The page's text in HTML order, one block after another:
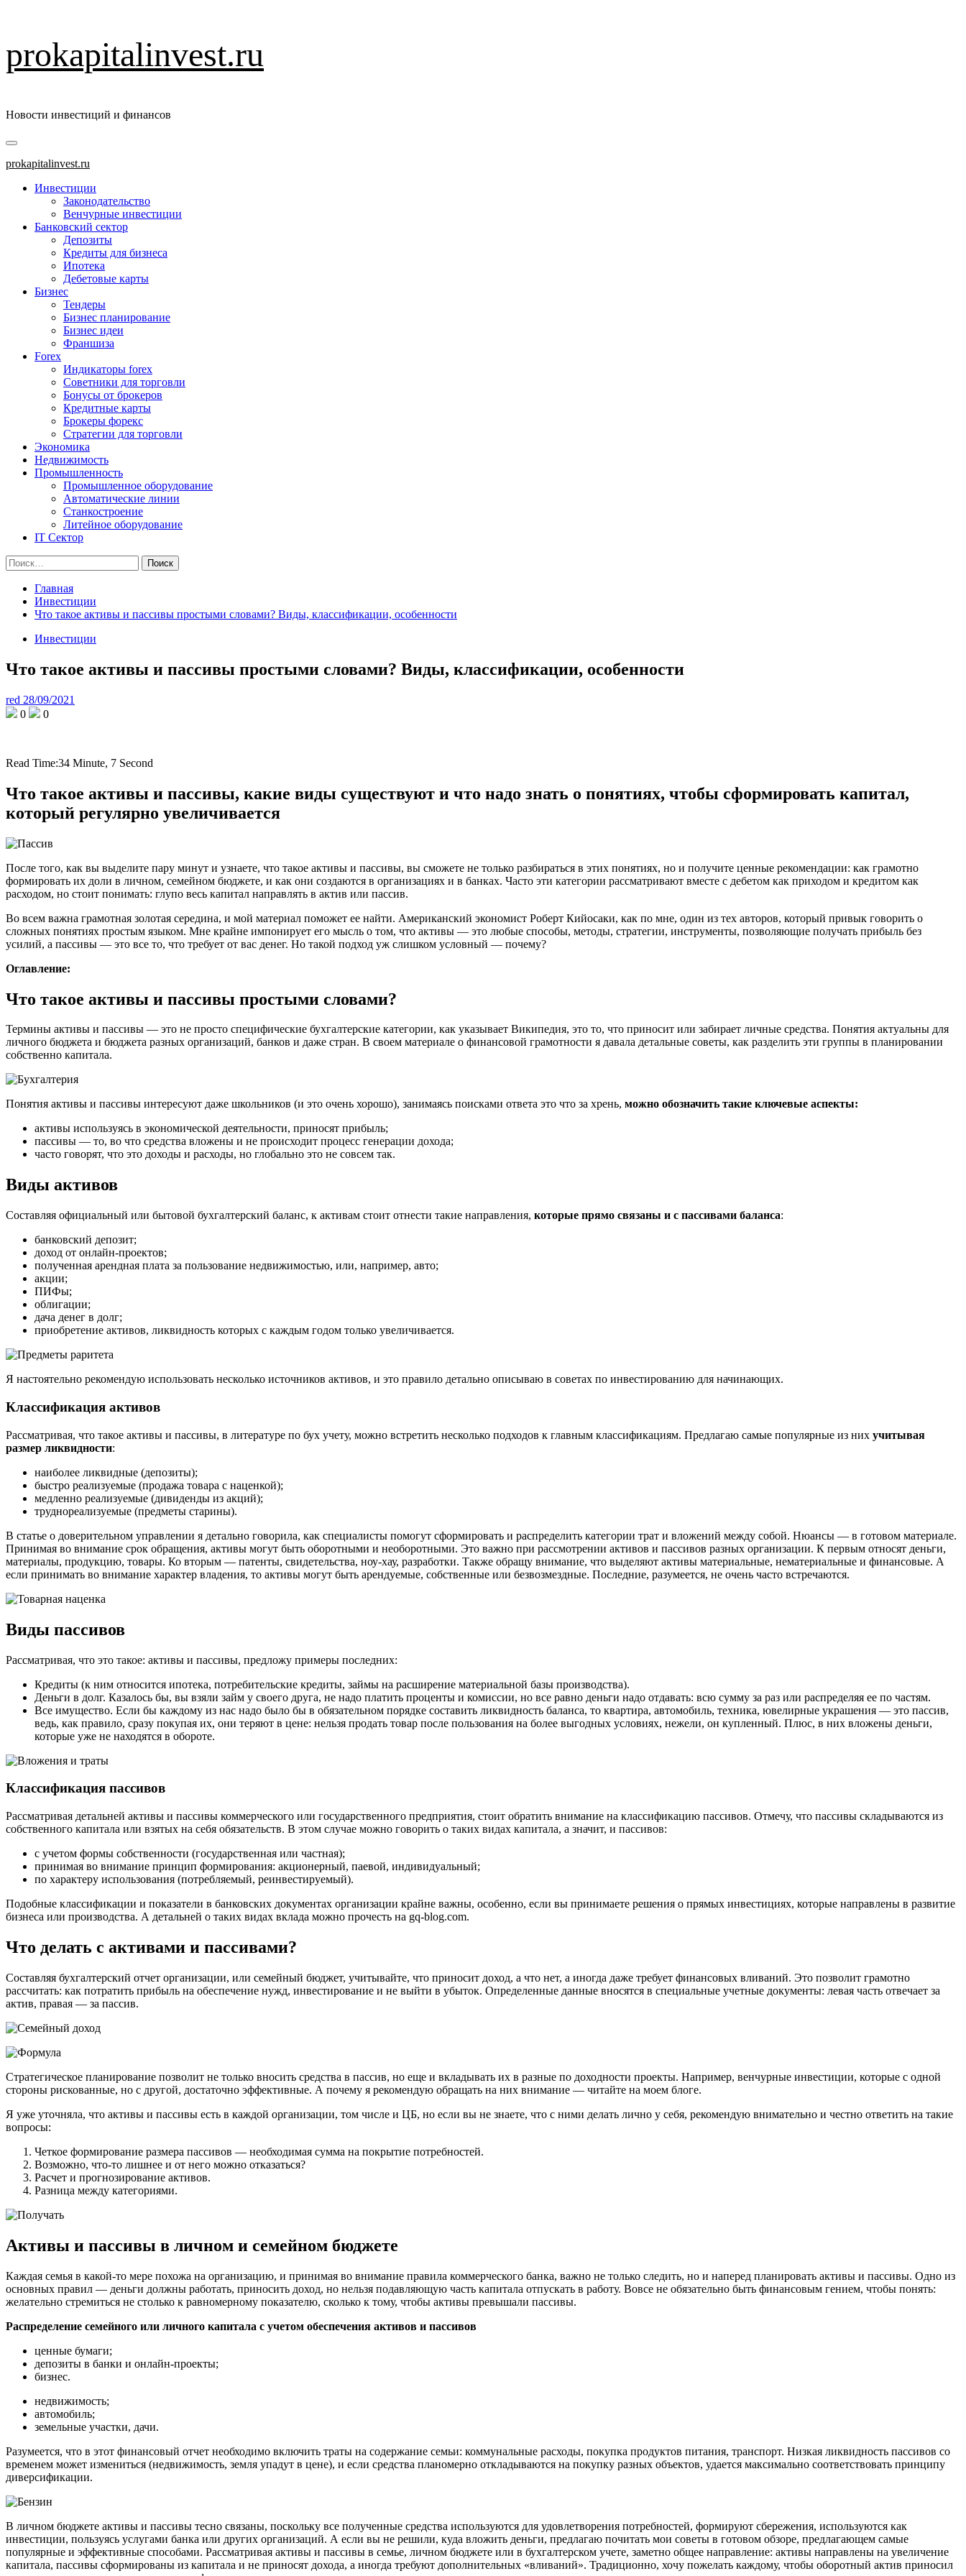
к
содержимому
prokapitalinvest.ru
Новости инвестиций и финансов
Основное
меню
prokapitalinvest.ru
Инвестиции
Законодательство
Венчурные инвестиции
Банковский сектор
Депозиты
Кредиты для бизнеса
Ипотека
Дебетовые карты
Бизнес
Тендеры
Бизнес планирование
Бизнес идеи
Франшиза
Forex
Индикаторы forex
Советники для торговли
Бонусы от брокеров
Кредитные карты
Брокеры форекс
Стратегии для торговли
Экономика
Недвижимость
Промышленность
Промышленное оборудование
Автоматические линии
Станкостроение
Литейное оборудование
IT Сектор
Найти:
Главная
Инвестиции
Что такое активы и пассивы простыми словами? Виды, классификации, особенности
Инвестиции
Что такое активы и пассивы простыми словами? Виды, классификации, особенности
red 28/09/2021
0
0
Read Time:34 Minute, 7 Second
Что такое активы и пассивы, какие виды существуют и что надо знать о понятиях, чтобы сформировать капитал,
который регулярно увеличивается
После того, как вы выделите пару минут и узнаете, что такое активы и пассивы, вы сможете не только разбираться в этих понятиях, но и получите ценные рекомендации: как грамотно
формировать их доли в личном, семейном бюджете, и как они создаются в организациях и в банках. Часто эти категории рассматривают вместе с дебетом как приходом и кредитом как
расходом, но стоит понимать: глупо весь капитал направлять в актив или пассив.
Во всем важна грамотная золотая середина, и мой материал поможет ее найти. Американский экономист Роберт Кийосаки, как по мне, один из тех авторов, который привык говорить о
сложных понятиях простым языком. Мне крайне импонирует его мысль о том, что активы — это любые способы, методы, стратегии, инструменты, позволяющие получать прибыль без
усилий, а пассивы — это все то, что требует от вас денег. Но такой подход уж слишком условный — почему?
Оглавление:
Что такое активы и пассивы простыми словами?
Термины активы и пассивы — это не просто специфические бухгалтерские категории, как указывает Википедия, это то, что приносит или забирает личные средства. Понятия актуальны для
личного бюджета и бюджета разных организаций, банков и даже стран. В своем материале о финансовой грамотности я давала детальные советы, как разделить эти группы в планировании
собственно капитала.
Понятия активы и пассивы интересуют даже школьников (и это очень хорошо), занимаясь поисками ответа это что за хрень, можно обозначить такие ключевые аспекты:
активы используясь в экономической деятельности, приносят прибыль;
пассивы — то, во что средства вложены и не происходит процесс генерации дохода;
часто говорят, что это доходы и расходы, но глобально это не совсем так.
Виды активов
Составляя официальный или бытовой бухгалтерский баланс, к активам стоит отнести такие направления, которые прямо связаны и с пассивами баланса:
банковский депозит;
доход от онлайн-проектов;
полученная арендная плата за пользование недвижимостью, или, например, авто;
акции;
ПИФы;
облигации;
дача денег в долг;
приобретение активов, ликвидность которых с каждым годом только увеличивается.
Я настоятельно рекомендую использовать несколько источников активов, и это правило детально описываю в советах по инвестированию для начинающих.
Классификация активов
Рассматривая, что такое активы и пассивы, в литературе по бух учету, можно встретить несколько подходов к главным классификациям. Предлагаю самые популярные из них учитывая
размер ликвидности:
наиболее ликвидные (депозиты);
быстро реализуемые (продажа товара с наценкой);
медленно реализуемые (дивиденды из акций);
труднореализуемые (предметы старины).
В статье о доверительном управлении я детально говорила, как специалисты помогут сформировать и распределить категории трат и вложений между собой. Нюансы — в готовом материале.
Принимая во внимание срок обращения, активы могут быть оборотными и необоротными. Это важно при рассмотрении активов и пассивов разных организации. К первым относят деньги,
материалы, продукцию, товары. Ко вторым — патенты, свидетельства, ноу-хау, разработки. Также обращу внимание, что выделяют активы материальные, нематериальные и финансовые. А
если принимать во внимание характер владения, то активы могут быть арендуемые, собственные или безвозмездные. Последние, разумеется, не очень часто встречаются.
Виды пассивов
Рассматривая, что это такое: активы и пассивы, предложу примеры последних:
Кредиты (к ним относится ипотека, потребительские кредиты, займы на расширение материальной базы производства).
Деньги в долг. Казалось бы, вы взяли займ у своего друга, не надо платить проценты и комиссии, но все равно деньги надо отдавать: всю сумму за раз или распределяя ее по частям.
Все имущество. Если бы каждому из нас надо было бы в обязательном порядке составить ликвидность баланса, то квартира, автомобиль, техника, ювелирные украшения — это пассив,
ведь, как правило, сразу покупая их, они теряют в цене: нельзя продать товар после пользования на более выгодных условиях, нежели, он купленный. Плюс, в них вложены деньги,
которые уже не находятся в обороте.
Классификация пассивов
Рассматривая детальней активы и пассивы коммерческого или государственного предприятия, стоит обратить внимание на классификацию пассивов. Отмечу, что пассивы складываются из
собственного капитала или взятых на себя обязательств. В этом случае можно говорить о таких видах капитала, а значит, и пассивов:
с учетом формы собственности (государственная или частная);
принимая во внимание принцип формирования: акционерный, паевой, индивидуальный;
по характеру использования (потребляемый, реинвестируемый).
Подобные классификации и показатели в банковских документах организации крайне важны, особенно, если вы принимаете решения о прямых инвестициях, которые направлены в развитие
бизнеса или производства. А детальней о таких видах вклада можно прочесть на gq-blog.com.
Что делать с активами и пассивами?
Составляя бухгалтерский отчет организации, или семейный бюджет, учитывайте, что приносит доход, а что нет, а иногда даже требует финансовых вливаний. Это позволит грамотно
рассчитать: как потратить прибыль на обеспечение нужд, инвестирование и не выйти в убыток. Определенные данные вносятся в специальные учетные документы: левая часть отвечает за
актив, правая — за пассив.
Стратегическое планирование позволит не только вносить средства в пассив, но еще и вкладывать их в разные по доходности проекты. Например, венчурные инвестиции, которые с одной
стороны рискованные, но с другой, достаточно эффективные. А почему я рекомендую обращать на них внимание — читайте на моем блоге.
Я уже уточняла, что активы и пассивы есть в каждой организации, том числе и ЦБ, но если вы не знаете, что с ними делать лично у себя, рекомендую внимательно и честно ответить на такие
вопросы:
Четкое формирование размера пассивов — необходимая сумма на покрытие потребностей.
Возможно, что-то лишнее и от него можно отказаться?
Расчет и прогнозирование активов.
Разница между категориями.
Активы и пассивы в личном и семейном бюджете
Каждая семья в какой-то мере похожа на организацию, и принимая во внимание правила коммерческого банка, важно не только следить, но и наперед планировать активы и пассивы. Одно из
основных правил — деньги должны работать, приносить доход, но нельзя подавляющую часть капитала отпускать в работу. Вовсе не обязательно быть финансовым гением, чтобы понять:
желательно стремиться не столько к равномерному показателю, сколько к тому, чтобы активы превышали пассивы.
Распределение семейного или личного капитала с учетом обеспечения активов и пассивов
ценные бумаги;
депозиты в банки и онлайн-проекты;
бизнес.
недвижимость;
автомобиль;
земельные участки, дачи.
Разумеется, что в этот финансовый отчет необходимо включить траты на содержание семьи: коммунальные расходы, покупка продуктов питания, транспорт. Низкая ликвидность пассивов со
временем может измениться (недвижимость, земля упадут в цене), и если средства планомерно откладываются на покупку разных объектов, удается максимально соответствовать принципу
диверсификации.
В личном бюджете активы и пассивы тесно связаны, поскольку все полученные средства используются для удовлетворения потребностей, формируют сбережения, используются как
инвестиции, пользуясь услугами банка или других организаций. А если вы не решили, куда вложить деньги, предлагаю почитать мои советы в готовом обзоре, предлагающем самые
популярные и эффективные способами. Рассматривая активы и пассивы в семье, личном бюджете или в бухгалтерском учете, заметно общее направление: активы направлены на увеличение
капитала, пассивы сформированы из капитала и не приносят дохода, а иногда требуют дополнительных «вливаний». Традиционно, хочу пожелать каждому, чтобы оборотный актив приносил